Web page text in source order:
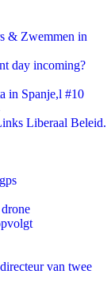
& Zwemmen in
day incoming?
in Spanje,l #10
Liberaal Beleid.
van twee